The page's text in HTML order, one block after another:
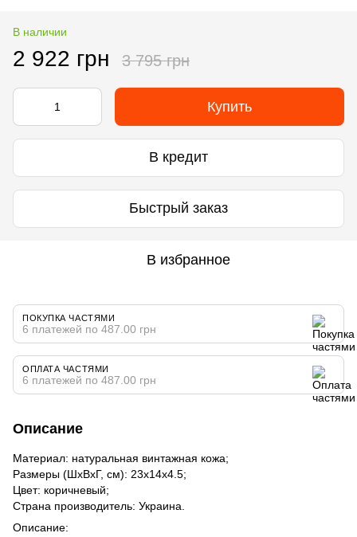
В наличии
2 922 грн 3 795 грн
Купить
В кредит
Быстрый заказ
В избранное
ПОКУПКА ЧАСТЯМИ
6 платежей по 487.00 грн
ОПЛАТА ЧАСТЯМИ
6 платежей по 487.00 грн
Описание
Материал: натуральная винтажная кожа;
Размеры (ШхВхГ, см): 23х14х4.5;
Цвет: коричневый;
Страна производитель: Украина.
Описание: